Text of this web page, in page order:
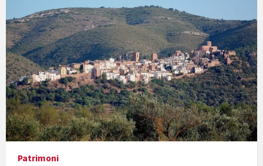
Concerts al Museu
Presentació del llibre &quot;La mare&quot;, d'Emma Zafon
Patrimoni